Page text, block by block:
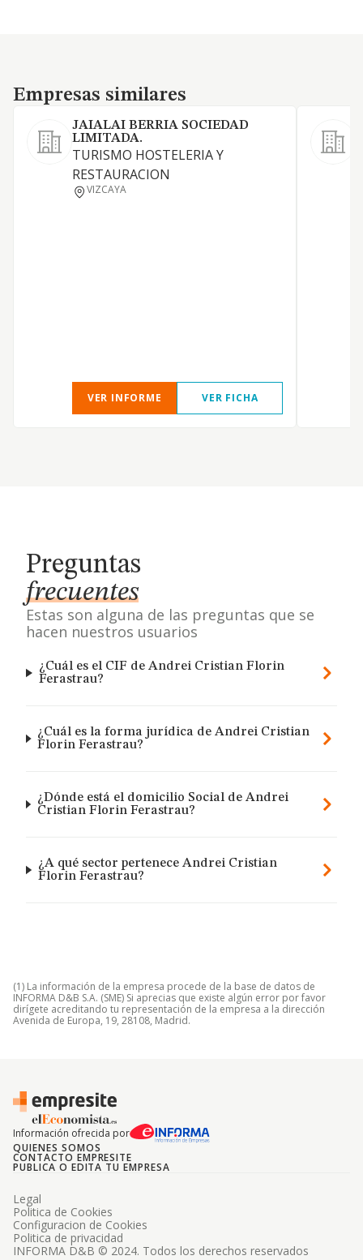
Empresas similares
Empresas similares
JAIALAI BERRIA SOCIEDAD
LIMITADA.
TURISMO HOSTELERIA Y
RESTAURACION
VIZCAYA
VER INFORME VER FICHA
Preguntas
frecuentes
Estas son alguna de las preguntas que se
hacen nuestros usuarios
¿Cuál es el CIF de Andrei Cristian Florin
Ferastrau?
¿Cuál es la forma jurídica de Andrei Cristian
Florin Ferastrau?
¿Dónde está el domicilio Social de Andrei
Cristian Florin Ferastrau?
¿A qué sector pertenece Andrei Cristian
Florin Ferastrau?
(1) La información de la empresa procede de la base de datos de
INFORMA D&B S.A. (SME) Si aprecias que existe algún error por favor
dirígete acreditando tu representación de la empresa a la dirección
Avenida de Europa, 19, 28108, Madrid.
Información ofrecida por
QUIENES SOMOS
CONTACTO EMPRESITE
PUBLICA O EDITA TU EMPRESA
INFORMA D&B © 2024. Todos los derechos reservados
Legal
Politica de Cookies
Configuracion de Cookies
Politica de privacidad